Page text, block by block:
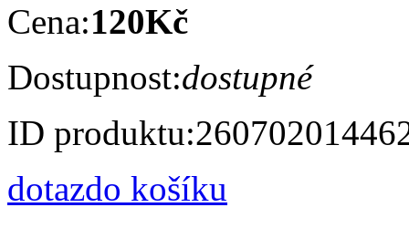
Cena:120Kč
Dostupnost:dostupné
ID produktu:
dotazdo košíku